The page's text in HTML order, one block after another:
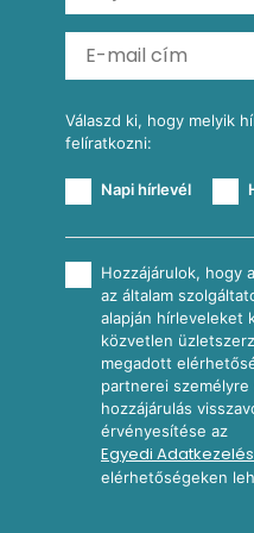
Reggeli receptek
Válaszd ki, hogy melyik
felíratkozni:
Napi hírlevél
Hozzájárulok, hogy
az általam
alapján hírleveleket
közvetlen
megadott
partnerei személyre
hozzájárulás
érvényesítése az
Egyedi
elérhetőségeken